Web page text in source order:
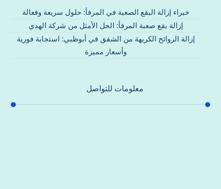
خبراء إزالة البقع الصعبة في المرفأ: حلول سريعة وفعالة
إزالة بقع صعبة المرفأ: الحل الأمثل من شركة الهدي
إزالة الروائح الكريهة من الشقق في أبوظبي: استجابة فورية
وأسعار مميزة
معلومات للتواصل